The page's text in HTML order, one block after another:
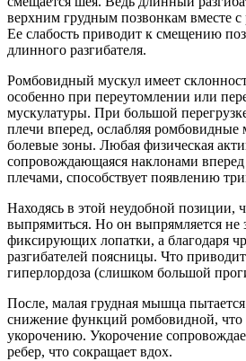
верхним грудным позвонкам вместе
Ее слабость приводит к смещению
длинного разгибателя.
Ромбовидный мускул имеет
особенно при переутомлении или
мускулатуры. При большой
плечи вперед, ослабляя
болевые зоны. Любая физическая
сопровождающаяся наклонами
плечами, способствует появлению
Находясь в этой неудобной позиции,
выпрямиться. Но он выпрямляется не
фиксирующих лопатки, а благодаря
разгибателей поясницы. Что
гиперлордоза (слишком большой
После, малая грудная мышца
снижение функций ромбовидной, что
укорочению. Укорочение
ребер, что сокращает вдох.